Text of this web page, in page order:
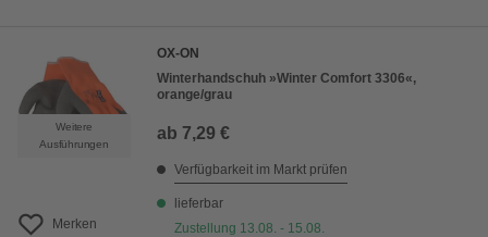
Weitere
Ausführungen
Merken
OX-ON
Winterhandschuh »Winter Comfort 3306«,
orange/grau
ab 7,29 €
Verfügbarkeit im Markt prüfen
lieferbar
Zustellung 13.08. - 15.08.